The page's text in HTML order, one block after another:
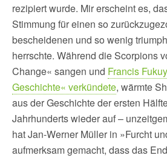
rezipiert wurde. Mir erscheint es,
Stimmung für einen so
bescheidenen und so wenig
herrschte. Während die Scorpions
Change« sangen und Francis
Geschichte« verkündete, wärmte
aus der Geschichte der ersten
Jahrhunderts wieder auf –
hat Jan-Werner Müller in »Furcht
aufmerksam gemacht, dass das